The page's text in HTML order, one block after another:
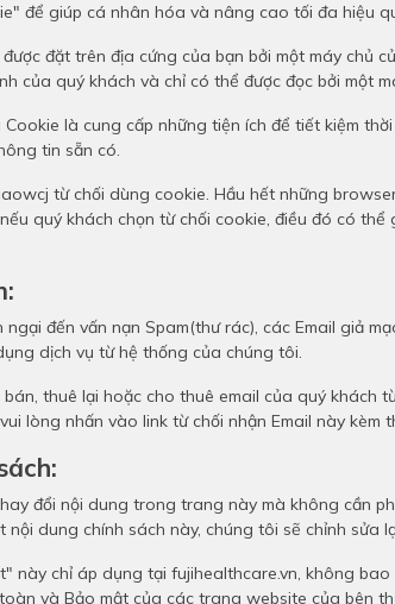
để giúp cá nhân hóa và nâng cao tối đa hiệu
đặt trên địa cứng của bạn bởi một máy
của quý khách và chỉ có thể được đọc bởi một
là cung cấp những tiện ích để tiết kiệm
tin sẵn có.
từ chối dùng cookie. Hầu hết những
quý khách chọn từ chối cookie, điều đó có
đến vấn nạn Spam(thư rác), các Email giả
dịch vụ từ hệ thống của chúng tôi.
thuê lại hoặc cho thuê email của quý
lòng nhấn vào link từ chối nhận Email này
đổi nội dung trong trang này mà không cần
nội dung chính sách này, chúng tôi sẽ chỉnh sửa
này chỉ áp dụng tại fujihealthcare.vn, không
và Bảo mật của các trang website của bên